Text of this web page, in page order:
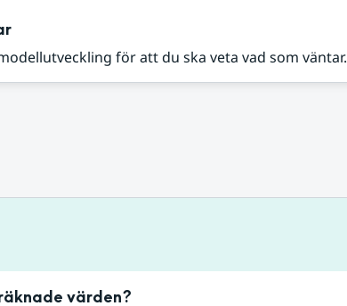
för att du ska veta vad som väntar.
värden?